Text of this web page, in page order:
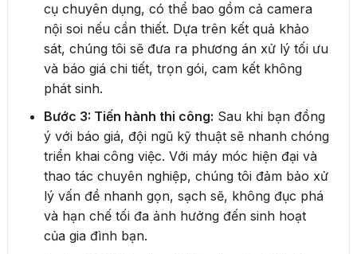
cụ chuyên dụng, có thể bao gồm cả camera
nội soi nếu cần thiết. Dựa trên kết quả khảo
sát, chúng tôi sẽ đưa ra phương án xử lý tối ưu
và báo giá chi tiết, trọn gói, cam kết không
phát sinh.
Bước 3: Tiến hành thi công: Sau khi bạn đồng
ý với báo giá, đội ngũ kỹ thuật sẽ nhanh chóng
triển khai công việc. Với máy móc hiện đại và
thao tác chuyên nghiệp, chúng tôi đảm bảo xử
lý vấn đề nhanh gọn, sạch sẽ, không đục phá
và hạn chế tối đa ảnh hưởng đến sinh hoạt
của gia đình bạn.